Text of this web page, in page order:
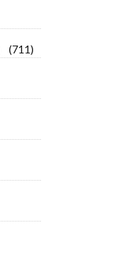
(711)